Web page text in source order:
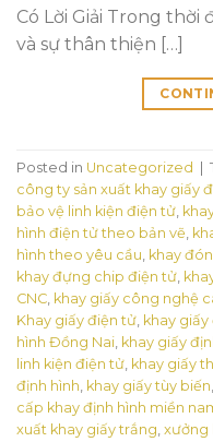
Có Lời Giải Trong thời
và sự thân thiện […]
Posted in Uncategorized
công ty sản xuất khay giấy
bảo vệ linh kiện điện tử,
hình điện tử theo bản vẽ,
hình theo yêu cầu, khay
khay đựng chip điện tử,
CNC, khay giấy công nghệ
Khay giấy điện tử, khay
hình Đồng Nai, khay giấy
linh kiện điện tử, khay giấy
định hình, khay giấy tùy biến,
cấp khay định hình miền
xuất khay giấy trắng, xưởng